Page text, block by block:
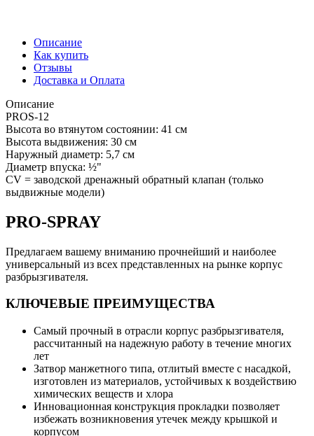
Описание
Как купить
Отзывы
Доставка и Оплата
Описание
PROS-12
Высота во втянутом состоянии: 41 см
Высота выдвижения: 30 см
Наружный диаметр: 5,7 см
Диаметр впуска: ½"
CV = заводской дренажный обратный клапан (только
выдвижные модели)
PRO-SPRAY
Предлагаем вашему вниманию прочнейший и наиболее
универсальный из всех представленных на рынке корпус
разбрызгивателя.
КЛЮЧЕВЫЕ ПРЕИМУЩЕСТВА
Самый прочный в отрасли корпус разбрызгивателя,
рассчитанный на надежную работу в течение многих
лет
Затвор манжетного типа, отлитый вместе с насадкой,
изготовлен из материалов, устойчивых к воздействию
химических веществ и хлора
Инновационная конструкция прокладки позволяет
избежать возникновения утечек между крышкой и
корпусом